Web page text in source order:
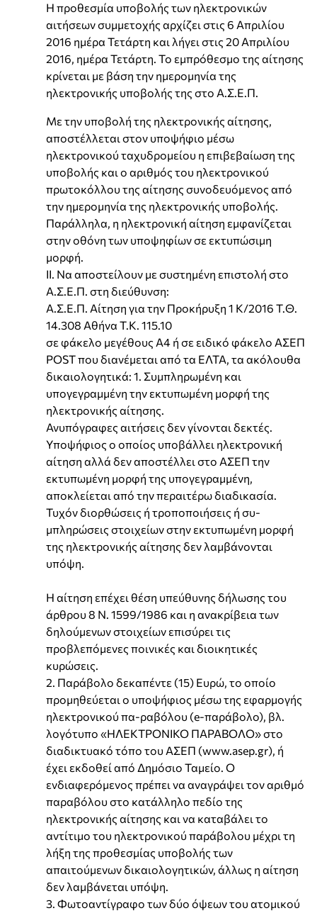
Η προθεσμία υποβολής των ηλεκτρονικών
αιτήσεων συμμετοχής αρχίζει στις 6 Απριλίου
2016 ημέρα Τετάρτη και λήγει στις 20 Απριλίου
2016, ημέρα Τετάρτη. Το εμπρόθεσμο της αίτησης
κρίνεται με βάση την ημερομηνία της
ηλεκτρονικής υποβολής της στο Α.Σ.Ε.Π.
Με την υποβολή της ηλεκτρονικής αίτησης,
αποστέλλεται στον υποψήφιο μέσω
ηλεκτρονικού ταχυδρομείου η επιβεβαίωση της
υποβολής και ο αριθμός του ηλεκτρονικού
πρωτοκόλλου της αίτησης συνοδευόμενος από
την ημερομηνία της ηλεκτρονικής υποβολής.
Παράλληλα, η ηλεκτρονική αίτηση εμφανίζεται
στην οθόνη των υποψηφίων σε εκτυπώσιμη
μορφή.
ΙΙ. Να αποστείλουν με συστημένη επιστολή στο
Α.Σ.Ε.Π. στη διεύθυνση:
Α.Σ.Ε.Π. Αίτηση για την Προκήρυξη 1 Κ/2016 Τ.Θ.
14.308 Αθήνα Τ.Κ. 115.10
σε φάκελο μεγέθους Α4 ή σε ειδικό φάκελο ΑΣΕΠ
POST που διανέμεται από τα ΕΛΤΑ, τα ακόλουθα
δικαιολογητικά: 1. Συμπληρωμένη και
υπογεγραμμένη την εκτυπωμένη μορφή της
ηλεκτρονικής αίτησης.
Ανυπόγραφες αιτήσεις δεν γίνονται δεκτές.
Υποψήφιος ο οποίος υποβάλλει ηλεκτρονική
αίτηση αλλά δεν αποστέλλει στο ΑΣΕΠ την
εκτυπωμένη μορφή της υπογεγραμμένη,
αποκλείεται από την περαιτέρω διαδικασία.
Τυχόν διορθώσεις ή τροποποιήσεις ή συ-
μπληρώσεις στοιχείων στην εκτυπωμένη μορφή
της ηλεκτρονικής αίτησης δεν λαμβάνονται
υπόψη.
Η αίτηση επέχει θέση υπεύθυνης δήλωσης του
άρθρου 8 Ν. 1599/1986 και η ανακρίβεια των
δηλούμενων στοιχείων επισύρει τις
προβλεπόμενες ποινικές και διοικητικές
κυρώσεις.
2. Παράβολο δεκαπέντε (15) Ευρώ, το οποίο
προμηθεύεται ο υποψήφιος μέσω της εφαρμογής
ηλεκτρονικού πα-ραβόλου (e-παράβολο), βλ.
λογότυπο «ΗΛΕΚΤΡΟΝΙΚΟ ΠΑΡΑΒΟΛΟ» στο
διαδικτυακό τόπο του ΑΣΕΠ (www.asep.gr), ή
έχει εκδοθεί από Δημόσιο Ταμείο. Ο
ενδιαφερόμενος πρέπει να αναγράψει τον αριθμό
παραβόλου στο κατάλληλο πεδίο της
ηλεκτρονικής αίτησης και να καταβάλει το
αντίτιμο του ηλεκτρονικού παράβολου μέχρι τη
λήξη της προθεσμίας υποβολής των
απαιτούμενων δικαιολογητικών, άλλως η αίτηση
δεν λαμβάνεται υπόψη.
3. Φωτοαντίγραφο των δύο όψεων του ατομικού